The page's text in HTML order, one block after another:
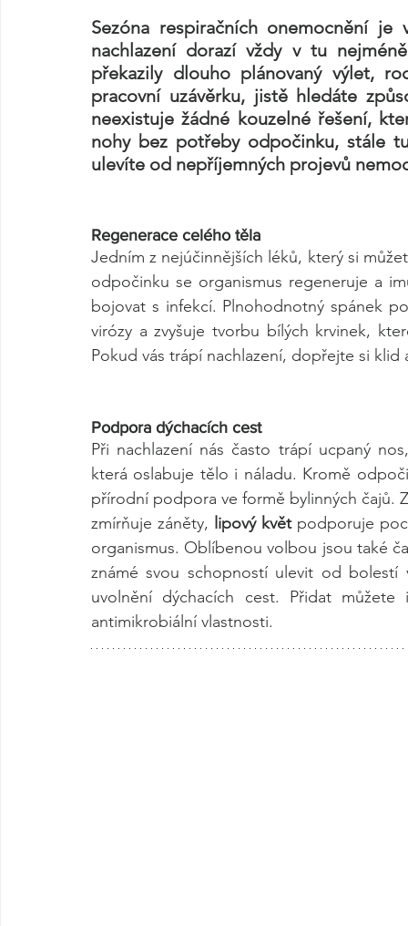
Sezóna respiračních onemocnění
nachlazení dorazí vždy v tu
překazily dlouho plánovaný výlet,
pracovní uzávěrku, jistě hledáte
neexistuje žádné kouzelné řešení,
nohy bez potřeby odpočinku, stále
ulevíte od nepříjemných projevů
Regenerace celého těla
Jedním z nejúčinnějších léků, který si
odpočinku se organismus regeneruje a
bojovat s infekcí. Plnohodnotný spánek
virózy a zvyšuje tvorbu bílých krvinek,
Pokud vás trápí nachlazení, dopřejte si
Podpora dýchacích cest
Při nachlazení nás často trápí ucpaný
která oslabuje tělo i náladu. Kromě
přírodní podpora ve formě bylinných čajů.
zmírňuje záněty, lipový květ podporuje
organismus. Oblíbenou volbou jsou také
známé svou schopností ulevit od
uvolnění dýchacích cest. Přidat
antimikrobiální vlastnosti.